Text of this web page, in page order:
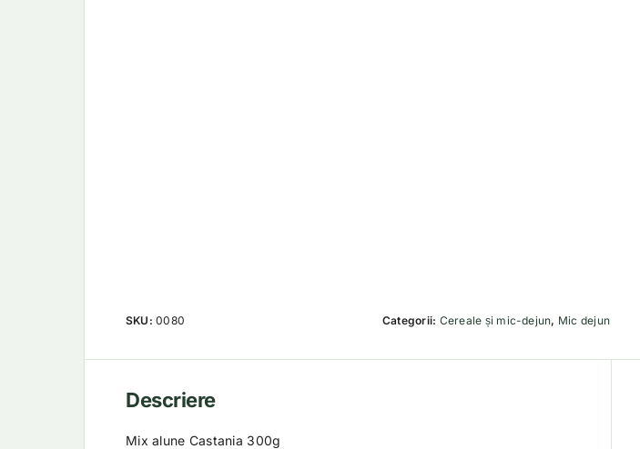
SKU:0080 Categorii: Cereale și mic-dejun, Mic dejun
Descriere
Mix alune Castania 300g